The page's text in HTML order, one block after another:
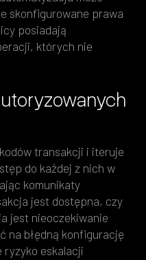
skonfigurowane prawa
posiadają
których nie
transakcji i iteruje
do każdej z nich w
komunikaty
jest dostępna, czy
jest nieoczekiwanie
na błędną konfigurację
ryzyko eskalacji